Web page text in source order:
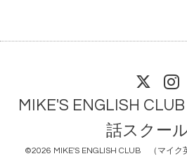
MIKE'S ENGLISH
話スクール
©2026 MIKE'S ENGLISH CLUB （マイク